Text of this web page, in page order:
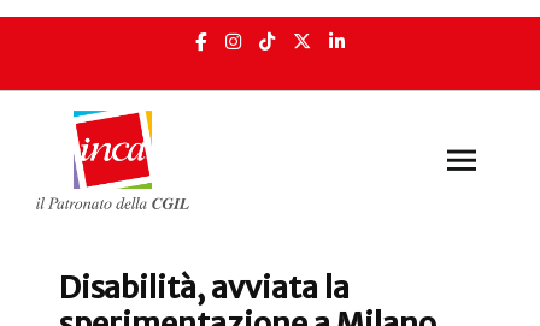
Disabilità, avviata la